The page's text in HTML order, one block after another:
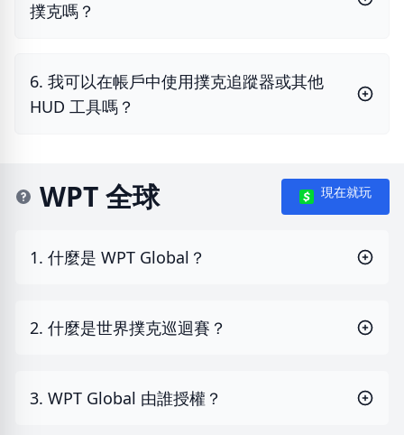
撲克嗎？
6. 我可以在帳戶中使用撲克追蹤器或其他
HUD 工具嗎？
WPT 全球 現在就玩
1. 什麼是 WPT Global？
2. 什麼是世界撲克巡迴賽？
3. WPT Global 由誰授權？